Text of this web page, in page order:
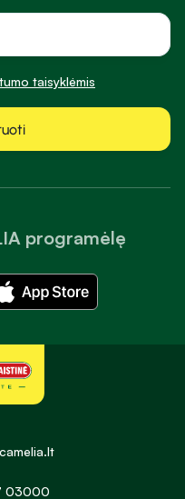
programėlę
taisyklėmis
03000